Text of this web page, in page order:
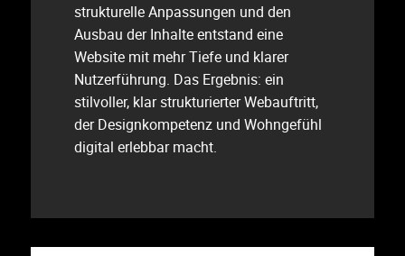
strukturelle Anpassungen und den
Ausbau der Inhalte entstand eine
Website mit mehr Tiefe und klarer
Nutzerführung. Das Ergebnis: ein
stilvoller, klar strukturierter Webauftritt,
der Designkompetenz und Wohngefühl
digital erlebbar macht.